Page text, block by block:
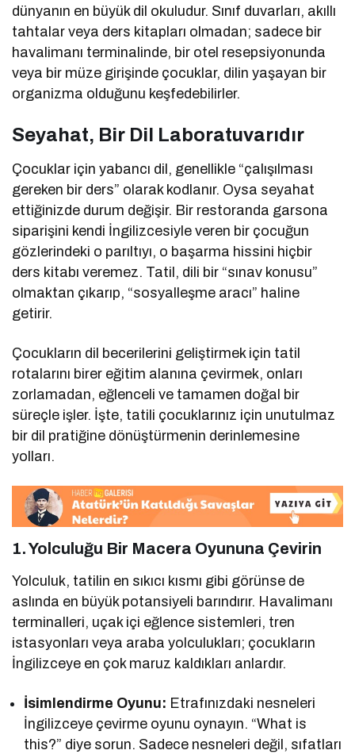
dünyanın en büyük dil okuludur. Sınıf duvarları, akıllı
tahtalar veya ders kitapları olmadan; sadece bir
havalimanı terminalinde, bir otel resepsiyonunda
veya bir müze girişinde çocuklar, dilin yaşayan bir
organizma olduğunu keşfedebilirler.
Seyahat, Bir Dil Laboratuvarıdır
Çocuklar için yabancı dil, genellikle “çalışılması
gereken bir ders” olarak kodlanır. Oysa seyahat
ettiğinizde durum değişir. Bir restoranda garsona
siparişini kendi İngilizcesiyle veren bir çocuğun
gözlerindeki o parıltıyı, o başarma hissini hiçbir
ders kitabı veremez. Tatil, dili bir “sınav konusu”
olmaktan çıkarıp, “sosyalleşme aracı” haline
getirir.
Çocukların dil becerilerini geliştirmek için tatil
rotalarını birer eğitim alanına çevirmek, onları
zorlamadan, eğlenceli ve tamamen doğal bir
süreçle işler. İşte, tatili çocuklarınız için unutulmaz
bir dil pratiğine dönüştürmenin derinlemesine
yolları.
1. Yolculuğu Bir Macera Oyununa Çevirin
Yolculuk, tatilin en sıkıcı kısmı gibi görünse de
aslında en büyük potansiyeli barındırır. Havalimanı
terminalleri, uçak içi eğlence sistemleri, tren
istasyonları veya araba yolculukları; çocukların
İngilizceye en çok maruz kaldıkları anlardır.
İsimlendirme Oyunu: Etrafınızdaki nesneleri
İngilizceye çevirme oyunu oynayın. “What is
this?” diye sorun. Sadece nesneleri değil, sıfatları